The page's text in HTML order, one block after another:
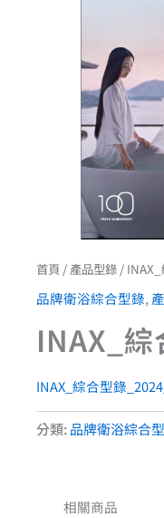
首頁 / 產品型錄 /
品牌衛浴綜合型錄,
INAX_
INAX_綜合型錄
分類:品牌衛浴綜合
相關商品